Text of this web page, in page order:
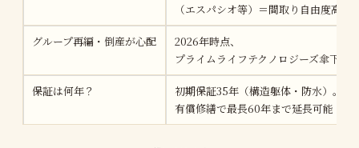
（エスパシオ等）＝間取り自由度高い
グループ再編・倒産が心配
2026年時点、
プライムライフテクノロジーズ傘下で
保証は何年？
初期保証35年（構造躯体・防水）。
有償修繕で最長60年まで延長可能（